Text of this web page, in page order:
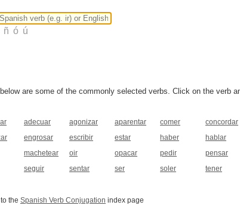
are some of the commonly selected verbs. Click on the verb
adecuar agonizar aparentar comer concordar
engrosar escribir estar haber hablar
machetear oir opacar pedir pensar
seguir sentar ser soler tener
the Spanish Verb Conjugation index page